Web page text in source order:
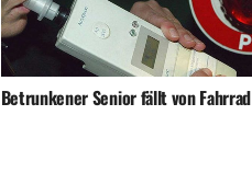
Betrunkener Senior fällt von Fahrrad